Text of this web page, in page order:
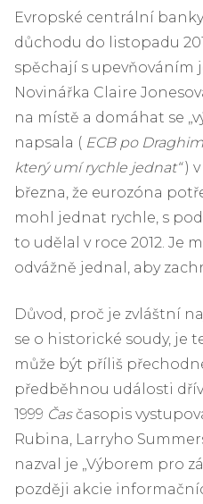
Evropské centrální
důchodu do listopadu
spěchají s upevňováním
Novinářka Claire
na místě a domáhat se
napsala ( ECB po
který umí rychle jednat“) v
března, že eurozóna
mohl jednat rychle, s
to udělal v roce 2012. Je
odvážně jednal, aby
Důvod, proč je zvláštní
se o historické soudy, je
může být příliš
předběhnou události
1999 Časčasopis
Rubina, Larryho
nazval je „Výborem pro
později akcie